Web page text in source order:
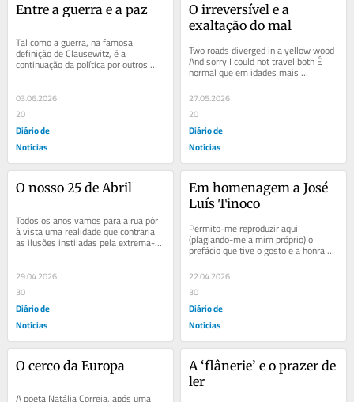
Entre a guerra e a paz
Tal como a guerra, na famosa
definição de Clausewitz, é a
continuação da política por outros
meios, a diplomacia é a continuação
03.06.2026
20
Diário de
Notícias
O irreversível e a
exaltação do mal
Two roads diverged in a yellow wood
And sorry I could not travel both É
normal que em idades mais
avançadas nos atinja e alcance com
mais força o...
27.05.2026
20
Diário de
Notícias
O nosso 25 de Abril
Todos os anos vamos para a rua pôr
à vista uma realidade que contraria
as ilusões instiladas pela extrema-
direita na opinião pública – que a...
29.04.2026
30
Diário de
Notícias
Em homenagem a José
Luís Tinoco
Permito-me reproduzir aqui
(plagiando-me a mim próprio) o
prefácio que tive o gosto e a honra de
escrever para um recente livro de
poemas de José...
22.04.2026
30
Diário de
Notícias
O cerco da Europa
A poeta Natália Correia, após uma
A ‘flânerie’ e o prazer de
ler